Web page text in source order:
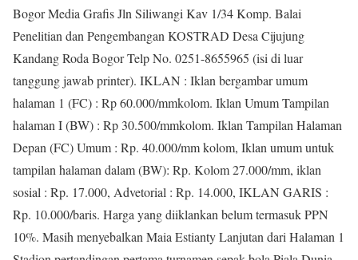
Bogor Media Grafis Jln Siliwangi Kav 1/34 Komp. Balai
Penelitian dan Pengembangan KOSTRAD Desa Cijujung
Kandang Roda Bogor Telp No. 0251-8655965 (isi di luar
tanggung jawab printer). IKLAN : Iklan bergambar umum
halaman 1 (FC) : Rp 60.000/mmkolom. Iklan Umum Tampilan
halaman I (BW) : Rp 30.500/mmkolom. Iklan Tampilan Halaman
Depan (FC) Umum : Rp. 40.000/mm kolom, Iklan umum untuk
tampilan halaman dalam (BW): Rp. Kolom 27.000/mm, iklan
sosial : Rp. 17.000, Advetorial : Rp. 14.000, IKLAN GARIS :
Rp. 10.000/baris. Harga yang diiklankan belum termasuk PPN
10%. Masih menyebalkan Maia Estianty Lanjutan dari Halaman 1